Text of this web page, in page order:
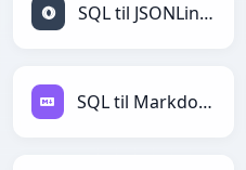
SQL til JSONLines
SQL til Markdown